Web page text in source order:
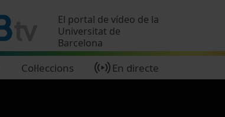
El portal de vídeo de la
Universitat de
Barcelona
Col·leccions En directe